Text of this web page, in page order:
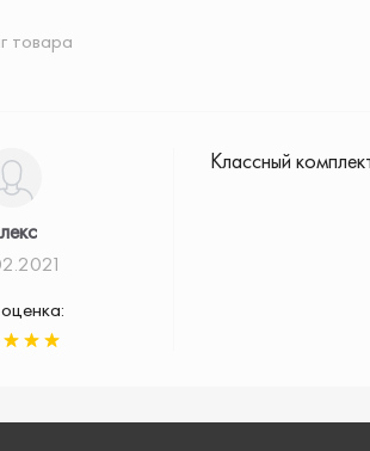
товара
Классный